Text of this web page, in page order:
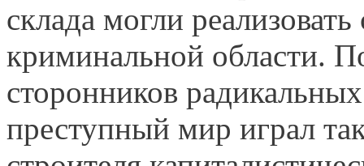
склада могли
криминальной области.
сторонников
преступный мир играл